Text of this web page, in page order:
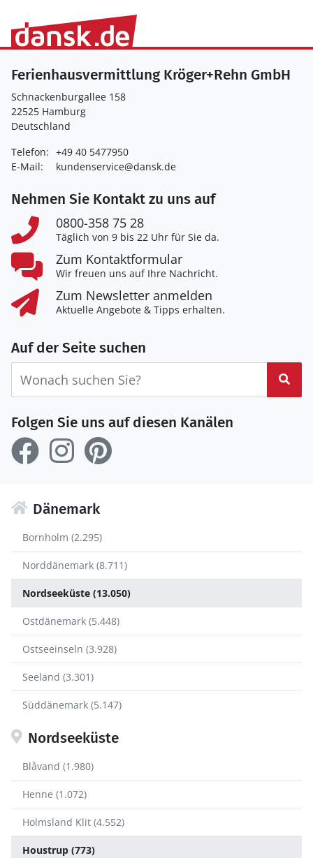
Ferienhausvermittlung Kröger+Rehn GmbH
Schnackenburgallee 158
22525 Hamburg
Deutschland
Telefon: +49 40 5477950
E-Mail:
kundenservice@dansk.de
Nehmen Sie Kontakt zu uns auf
0800-358 75 28
Täglich von 9 bis 22 Uhr für Sie da.
Zum Kontaktformular
Wir freuen uns auf Ihre Nachricht.
Zum Newsletter anmelden
Aktuelle Angebote & Tipps erhalten.
Auf der Seite suchen
Folgen Sie uns auf diesen Kanälen
Dänemark
Bornholm (2.295)
Norddänemark (8.711)
Nordseeküste (13.050)
Ostdänemark (5.448)
Ostseeinseln (3.928)
Seeland (3.301)
Süddänemark (5.147)
Nordseeküste
Blåvand (1.980)
Henne (1.072)
Holmsland Klit (4.552)
Houstrup (773)